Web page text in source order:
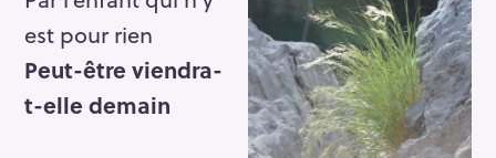
est pour rien
Peut-être viendra-
t-elle demain